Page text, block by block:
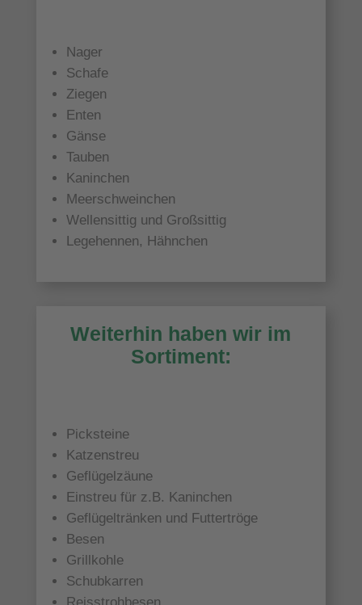
Nager
Schafe
Ziegen
Enten
Gänse
Tauben
Kaninchen
Meerschweinchen
Wellensittig und Großsittig
Legehennen, Hähnchen
Weiterhin haben wir im
Sortiment:
Picksteine
Katzenstreu
Geflügelzäune
Einstreu für z.B. Kaninchen
Geflügeltränken und Futtertröge
Besen
Grillkohle
Schubkarren